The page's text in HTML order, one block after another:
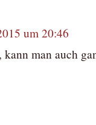
um 20:46
kann man auch